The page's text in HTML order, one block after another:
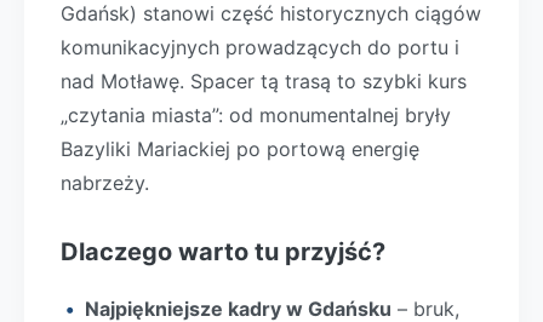
Gdańsk) stanowi część historycznych ciągów
komunikacyjnych prowadzących do portu i
nad Motławę. Spacer tą trasą to szybki kurs
„czytania miasta”: od monumentalnej bryły
Bazyliki Mariackiej po portową energię
nabrzeży.
Dlaczego warto tu przyjść?
Najpiękniejsze kadry w Gdańsku – bruk,